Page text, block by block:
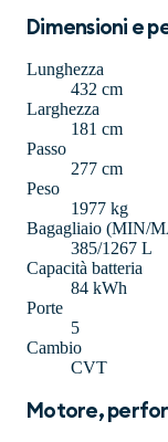
Dimensioni e
Lunghezza
432 cm
Larghezza
181 cm
Passo
277 cm
Peso
1977 kg
Bagagliaio (MIN/
385/1267 L
Capacità batteria
84 kWh
Porte
5
Cambio
CVT
Motore,